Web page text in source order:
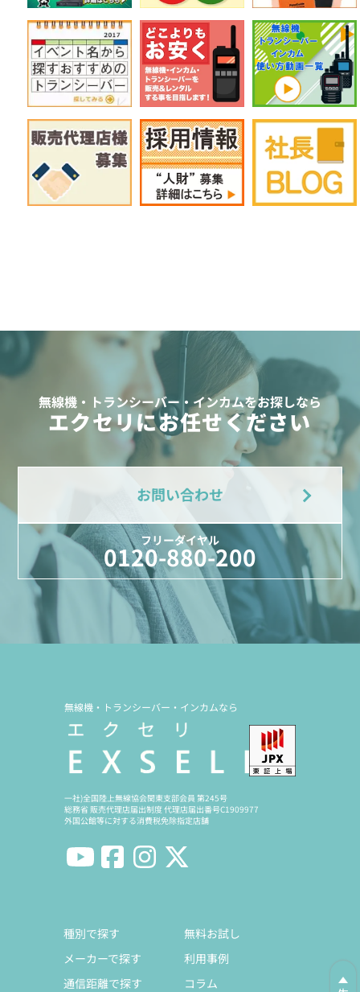
無線機・トランシーバー・インカムをお探しなら
エクセリにお任せください
お問い合わせ
フリーダイヤル
0120-880-200
無線機・トランシーバー・インカムなら
一社)全国陸上無線協会関東支部会員 第245号
総務省 販売代理店届出制度 代理店届出番号C1909977
外国公館等に対する消費税免除指定店舗
種別で探す
メーカーで探す
通信距離で探す
無料お試し
利用事例
コラム